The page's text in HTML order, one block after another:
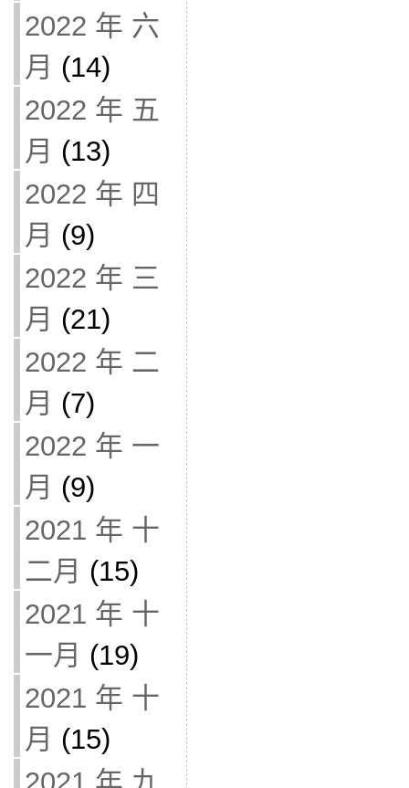
2022 年 六
月 (14)
2022 年 五
月 (13)
2022 年 四
月 (9)
2022 年 三
月 (21)
2022 年 二
月 (7)
2022 年 一
月 (9)
2021 年 十
二月 (15)
2021 年 十
一月 (19)
2021 年 十
月 (15)